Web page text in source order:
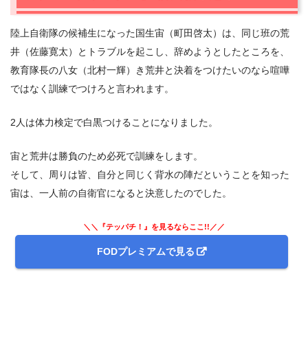
2.1殺人犯！？
2.3 家族になりたい
2.4 脱走！？
2.5 個人訓練
2.620歳の誕生日
3.ドラマ『テッパチ！』 第3話 感想＆まとめ
陸上自衛隊の候補生になった国生宙（町田啓太）は、同じ班の荒
井（佐藤寛太）とトラブルを起こし、辞めようとしたところを、
教育隊長の八女（北村一輝）き荒井と決着をつけたいのなら喧嘩
ではなく訓練でつけろと言われます。
2人は体力検定で白黒つけることになりました。
宙と荒井は勝負のため必死で訓練をします。
そして、周りは皆、自分と同じく背水の陣だということを知った
宙は、一人前の自衛官になると決意したのでした。
＼＼『テッパチ！』を見るならここ!!／／
FODプレミアムで見る